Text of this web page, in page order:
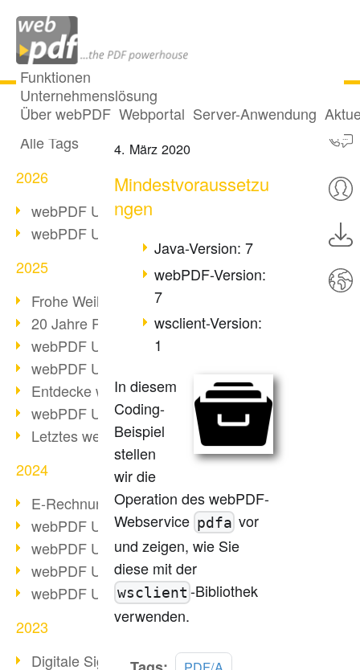
Funktionen
Unternehmenslösung
Über webPDF Webportal Server-Anwendung
Alle Beiträge
Alle Tags
2026
webPDF Update 10.0.5
webPDF Update 10.0.4
2025
Frohe Weihnachten & Auszeit
20 Jahre PDF/A
webPDF Update 10.0.3
webPDF Update 10.0.2
Entdecke webPDF 10
webPDF Update 9.0.0.3655
Letztes webPDF 8 Update
2024
E-Rechnungsstellung ab 2025
webPDF Update 9.0.0.3584
webPDF Update 9.0.0.3479
webPDF Update 9.0.0.3361
webPDF Update 9.0.0.3264
2023
Digitale Signatur in PDF
Webservice PDF/A
4. März 2020
Mindestvoraussetzu
ngen
Java-Version: 7
webPDF-Version:
7
wsclient-Version:
1
In diesem
Coding-
Beispiel
stellen
wir die
Operation des webPDF-
Webservice pdfa vor
und zeigen, wie Sie
diese mit der
wsclient -Bibliothek
verwenden.